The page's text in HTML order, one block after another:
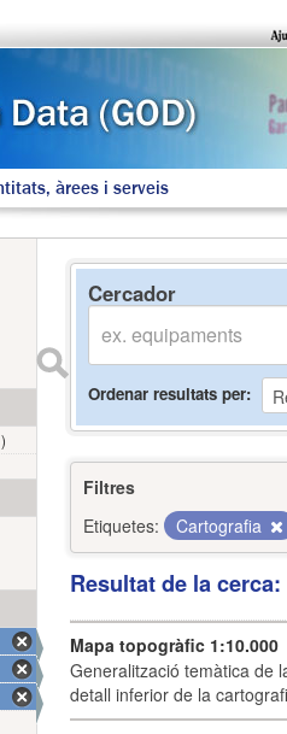
àrees i serveis
Cercador
Ordenar resultats per
Filtres
Etiquetes:
Cartografia
Resultat de la
Mapa topogràfic 1:10.000
Generalització temàtica de
detall inferior de la